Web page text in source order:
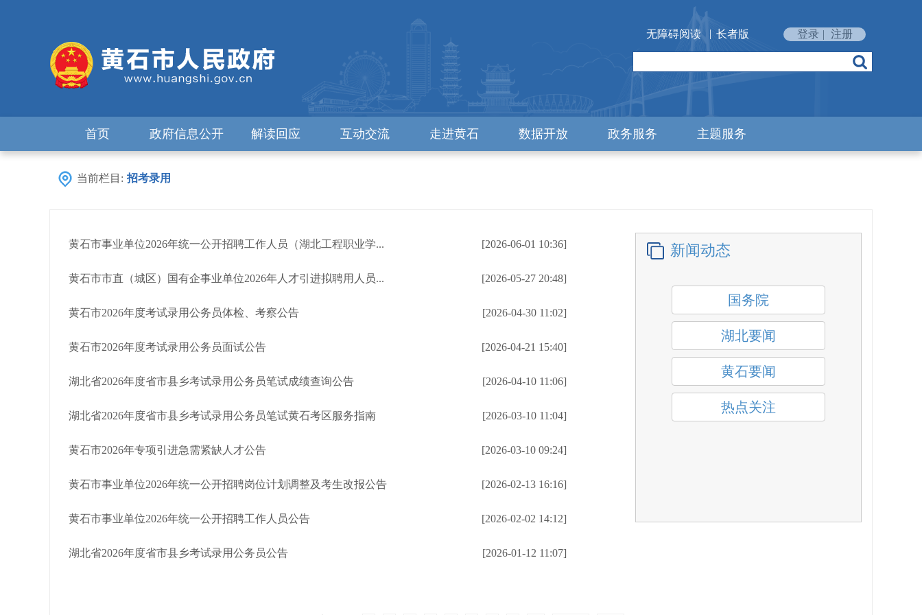
无障碍阅读 | 长者版 登录 | 注册
首页 政府信息公开 解读回应 互动交流 走进黄石 数据开放 政务服务 主题服务
当前栏目: 招考录用
[2026-06-01 10:36]
黄石市事业单位2026年统一公开招聘工作人员（湖北工程职业学...
[2026-05-27 20:48]
黄石市市直（城区）国有企事业单位2026年人才引进拟聘用人员...
[2026-04-30 11:02]
黄石市2026年度考试录用公务员体检、考察公告
[2026-04-21 15:40]
黄石市2026年度考试录用公务员面试公告
[2026-04-10 11:06]
湖北省2026年度省市县乡考试录用公务员笔试成绩查询公告
[2026-03-10 11:04]
湖北省2026年度省市县乡考试录用公务员笔试黄石考区服务指南
[2026-03-10 09:24]
黄石市2026年专项引进急需紧缺人才公告
[2026-02-13 16:16]
黄石市事业单位2026年统一公开招聘岗位计划调整及考生改报公告
[2026-02-02 14:12]
黄石市事业单位2026年统一公开招聘工作人员公告
[2026-01-12 11:07]
湖北省2026年度省市县乡考试录用公务员公告
新闻动态
国务院
湖北要闻
黄石要闻
热点关注